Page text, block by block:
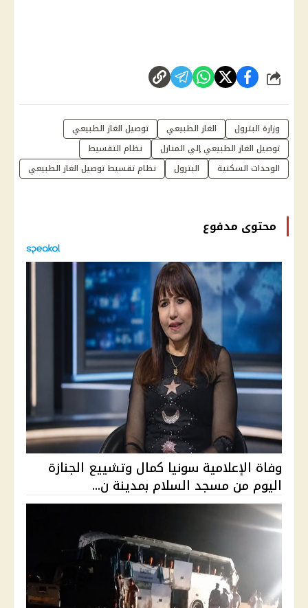
شارك
وزارة البترول الغاز الطبيعي
توصيل الغاز الطبيعي
توصيل الغاز الطبيعي إلي المنازل
نظام التقسيط
الوحدات السكنية
البترول نظام تقسيط توصيل الغاز الطبيعي
محتوى مدفوع
وفاة الإعلامية سونيا كمال وتشييع الجنازة
اليوم من مسجد السلام بمدينة ن...